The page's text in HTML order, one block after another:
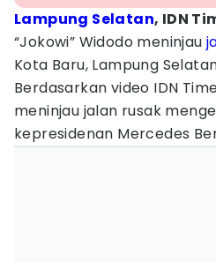
Lampung Selatan, IDN
“Jokowi” Widodo meninjau
Kota Baru, Lampung
Berdasarkan video IDN
meninjau jalan rusak
kepresidenan Mercedes